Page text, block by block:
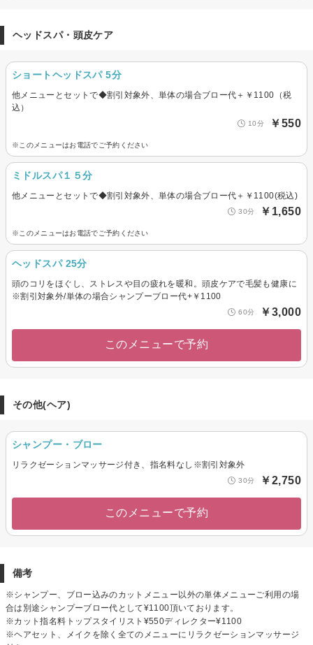
ヘッドスパ・頭皮ケア
ショートヘッドスパ 5分
他メニューとセットで◆割引対象外、単体の場合ブロー代＋￥1100（税
込）
10分 ￥550
※このメニューはお電話でご予約ください
ミドルスパ１５分
他メニューとセットで◆割引対象外、単体の場合ブロー代＋￥1100(税込)
30分 ￥1,650
※このメニューはお電話でご予約ください
ヘッドスパ 25分
頭のコリをほぐし、ストレスや目の疲れを暖和。頭皮ケアで毛髪も健康に
※割引対象外/単体の場合シャンプーブロー代+￥1100
60分 ￥3,000
このメニューで予約
その他(ヘア)
シャンプー・ブロー
リラクゼーションマッサージ付き、指名料なし※割引対象外
30分 ￥2,750
このメニューで予約
備考
※シャンプー、ブロー込みのカットメニュー以外の単体メニューご利用の場
合は別途シャンプーブロー代として¥1100頂いております。
※カット指名料トップスタイリスト¥550ディレクター¥1100
※ヘアセット、メイクを除く全てのメニューにリラクゼーションマッサージ